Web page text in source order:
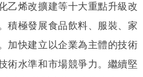
乙烯改擴建等十大重點升級改
積極發展食品飲料、服裝、家
加快建立以企業為主體的技術
術水準和市場競爭力。繼續堅